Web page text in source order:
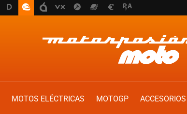
MOTOS ELÉCTRICAS MOTOGP ACCESORIOS